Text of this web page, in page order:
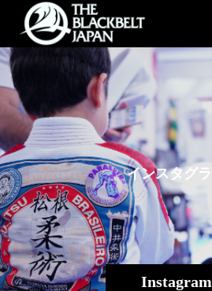
Instagram
インスタグラ